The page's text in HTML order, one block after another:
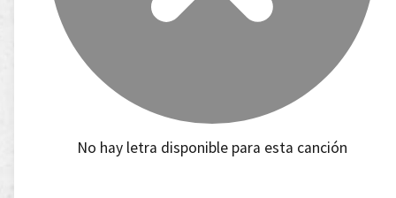
No hay letra disponible para esta canción